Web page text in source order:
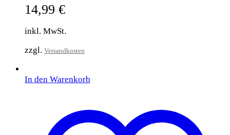
14,99 €
inkl. MwSt.
zzgl. Versandkosten
In den Warenkorb